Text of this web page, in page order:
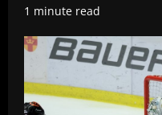
1 minute read